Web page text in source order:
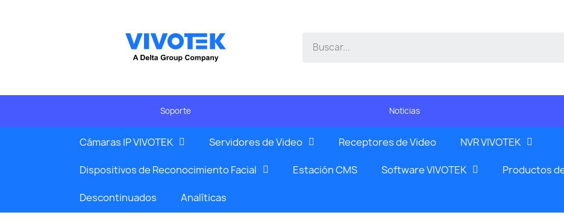
Soporte Noticias
Cámaras IP VIVOTEK Servidores de Video Receptores de Video NVR VIVOTEK
Dispositivos de Reconocimiento Facial Estación CMS Software VIVOTEK Productos
Descontinuados Analíticas